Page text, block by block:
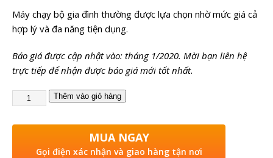
Máy chạy bộ gia đình thường được lựa chọn nhờ mức giá cả
hợp lý và đa năng tiện dụng.
Báo giá được cập nhật vào: tháng 1/2020. Mời bạn liên hệ
trực tiếp để nhận được báo giá mới tốt nhất.
Thêm vào giỏ hàng
MUA NGAY
Gọi điện xác nhận và giao hàng tận nơi